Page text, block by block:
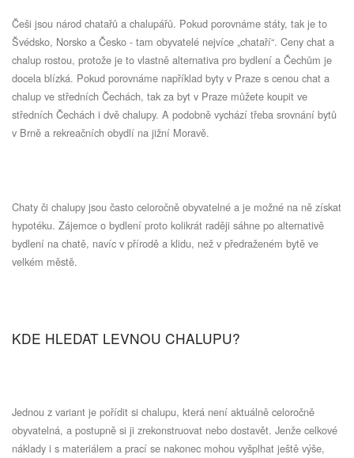
Češi jsou národ chatařů a chalupářů. Pokud porovnáme státy, tak je to
Švédsko, Norsko a Česko - tam obyvatelé nejvíce „chataří“. Ceny chat a
chalup rostou, protože je to vlastně alternativa pro bydlení a Čechům je
docela blízká. Pokud porovnáme například byty v Praze s cenou chat a
chalup ve středních Čechách, tak za byt v Praze můžete koupit ve
středních Čechách i dvě chalupy. A podobně vychází třeba srovnání bytů
v Brně a rekreačních obydlí na jižní Moravě.
Chaty či chalupy jsou často celoročně obyvatelné a je možné na ně získat
hypotéku. Zájemce o bydlení proto kolikrát raději sáhne po alternativě
bydlení na chatě, navíc v přírodě a klidu, než v předraženém bytě ve
velkém městě.
KDE HLEDAT LEVNOU CHALUPU?
Jednou z variant je pořídit si chalupu, která není aktuálně celoročně
obyvatelná, a postupně si ji zrekonstruovat nebo dostavět. Jenže celkové
náklady i s materiálem a prací se nakonec mohou vyšplhat ještě výše,